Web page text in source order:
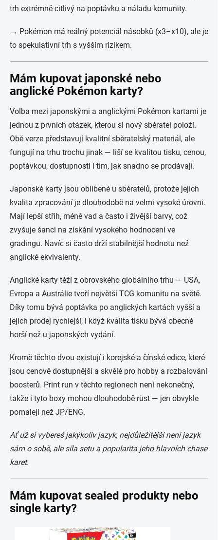
trh extrémně citlivý na poptávku a náladu komunity.
→ Pokémon má reálný potenciál násobků (x3–x10), ale je
to spekulativní trh s vyšším rizikem.
Mám kupovat japonské nebo
anglické Pokémon karty?
Volba mezi japonskými a anglickými Pokémon kartami je
jednou z prvních otázek, kterou si nový sběratel položí.
Obě verze představují kvalitní sběratelský materiál, ale
fungují na trhu trochu jinak — liší se kvalitou tisku, cenou,
poptávkou, dostupností i tím, jak snadno se prodávají.
Japonské karty jsou oblíbené u sběratelů, protože jejich
kvalita zpracování je dlouhodobě na velmi vysoké úrovni.
Mají lepší střih, méně vad a často i živější barvy, což
zvyšuje šanci na získání vysokého hodnocení ve
gradingu. Navíc si často drží stabilnější hodnotu než
anglické ekvivalenty.
Anglické karty těží z obrovského globálního trhu — USA,
Evropa a Austrálie tvoří největší TCG komunitu na světě.
Díky tomu bývá poptávka po anglických kartách vyšší a
jejich prodej rychlejší, i když kvalita tisku bývá obecně
horší než u japonských vydání.
Kromě těchto dvou existují i korejské a čínské edice, které
jsou cenově dostupnější a skvělé pro hobby a rozbalování
boosterů. Print run v těchto regionech není nekonečný,
takže i tyto boxy mohou dlouhodobě růst — jen obvykle
pomaleji než JP/ENG.
Ať už si vybereš jakýkoliv jazyk, nejdůležitější není jazyk
sám o sobě, ale síla setu a popularita jeho hlavních chase
karet.
Mám kupovat sealed produkty nebo
single karty?